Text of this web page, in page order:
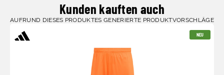
Kunden kauften auch
AUFRUND DIESES PRODUKTES GENERIERTE PRODUKTVORSCHLÄGE
NEU